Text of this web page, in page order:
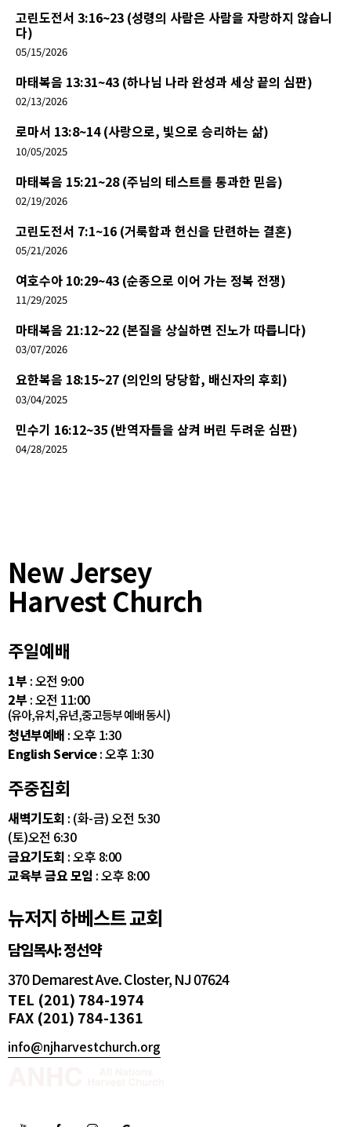
고린도전서 3:16~23 (성령의 사람은 사람을 자랑하지 않습니
다)
05/15/2026
마태복음 13:31~43 (하나님 나라 완성과 세상 끝의 심판)
02/13/2026
로마서 13:8~14 (사랑으로, 빛으로 승리하는 삶)
10/05/2025
마태복음 15:21~28 (주님의 테스트를 통과한 믿음)
02/19/2026
고린도전서 7:1~16 (거룩함과 헌신을 단련하는 결혼)
05/21/2026
여호수아 10:29~43 (순종으로 이어 가는 정복 전쟁)
11/29/2025
마태복음 21:12~22 (본질을 상실하면 진노가 따릅니다)
03/07/2026
요한복음 18:15~27 (의인의 당당함, 배신자의 후회)
03/04/2025
민수기 16:12~35 (반역자들을 삼켜 버린 두려운 심판)
04/28/2025
New Jersey
Harvest Church
주일예배
1부 : 오전 9:00
2부 : 오전 11:00
(유아,유치,유년,중고등부 예배 동시)
청년부예배 : 오후 1:30
English Service: 오후 1:30
주중집회
새벽기도회 : (화-금) 오전 5:30
(토)오전 6:30
금요기도회 : 오후 8:00
교육부 금요 모임 : 오후 8:00
뉴저지 하베스트 교회
담임목사: 정선약
370 Demarest Ave. Closter, NJ 07624
TEL (201) 784-1974
FAX (201) 784-1361
info@njharvestchurch.org